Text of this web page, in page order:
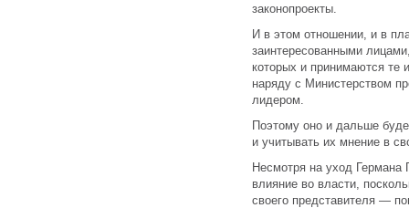
законопроекты.
И в этом отношении, и в
заинтересованными
которых и принимаются те
наряду с Министерством
лидером.
Поэтому оно и дальше
и учитывать их мнение в
Несмотря на уход Германа
влияние во власти,
своего представителя —